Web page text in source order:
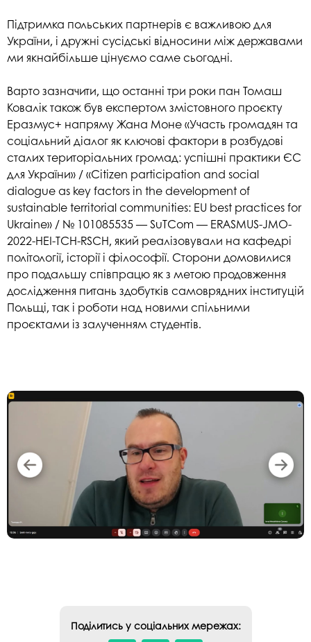
Підтримка польських партнерів є важливою для
України, і дружні сусідські відносини між державами
ми якнайбільше цінуємо саме сьогодні.
Варто зазначити, що останні три роки пан Томаш
Ковалік також був експертом змістовного проєкту
Еразмус+ напряму Жана Моне «Участь громадян та
соціальний діалог як ключові фактори в розбудові
сталих територіальних громад: успішні практики ЄС
для України» / «Citizen participation and social
dialogue as key factors in the development of
sustainable territorial communities: EU best practices for
Ukraine» / № 101085535 — SuTCom — ERASMUS-JMO-
2022-HEI-TCH-RSCH, який реалізовували на кафедрі
політології, історії і філософії. Сторони домовилися
про подальшу співпрацю як з метою продовження
дослідження питань здобутків самоврядних інституцій
Польщі, так і роботи над новими спільними
проєктами із залученням студентів.
Поділитись у соціальних мережах: